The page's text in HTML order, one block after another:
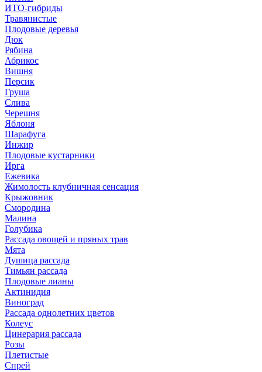
ИТО-гибриды
Травянистые
Плодовые деревья
Дюк
Рябина
Абрикос
Вишня
Персик
Груша
Слива
Черешня
Яблоня
Шарафуга
Инжир
Плодовые кустарники
Ирга
Ежевика
Жимолость клубничная сенсация
Крыжовник
Смородина
Малина
Голубика
Рассада овощей и пряных трав
Мята
Душица рассада
Тимьян рассада
Плодовые лианы
Актинидия
Виноград
Рассада однолетних цветов
Колеус
Цинерария рассада
Розы
Плетистые
Спрей